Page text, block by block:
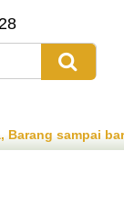
sampai baru